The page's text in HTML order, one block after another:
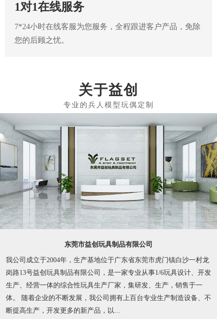
1对1在线服务
7*24小时在线客服为您服务，全程跟进客户产品，免除
您的后顾之忧。
关于益创
东莞市益创玩具制品有限公司
我公司成立于2004年，生产基地位于广东省东莞市虎门镇白沙一村龙
岗路13号益创玩具制品有限公司，是一家专业从事1/6玩具设计、开发
生产、经营一体的综合性玩具生产厂家，集研发、生产，销售于一
体。 随着企业的不断发展，我公司拥有上百台专业生产制造设备、不
断提高生产，开发更多的新产品，以...